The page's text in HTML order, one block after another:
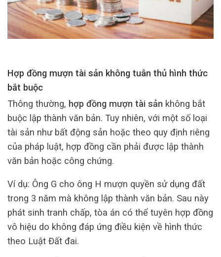
Hợp đồng mượn tài sản không tuân thủ hình thức
bắt buộc
Thông thường, hợp đồng mượn tài sản không bắt
buộc lập thành văn bản. Tuy nhiên, với một số loại
tài sản như bất động sản hoặc theo quy định riêng
của pháp luật, hợp đồng cần phải được lập thành
văn bản hoặc công chứng.
Ví dụ: Ông G cho ông H mượn quyền sử dụng đất
trong 3 năm mà không lập thành văn bản. Sau này
phát sinh tranh chấp, tòa án có thể tuyên hợp đồng
vô hiệu do không đáp ứng điều kiện về hình thức
theo Luật Đất đai.